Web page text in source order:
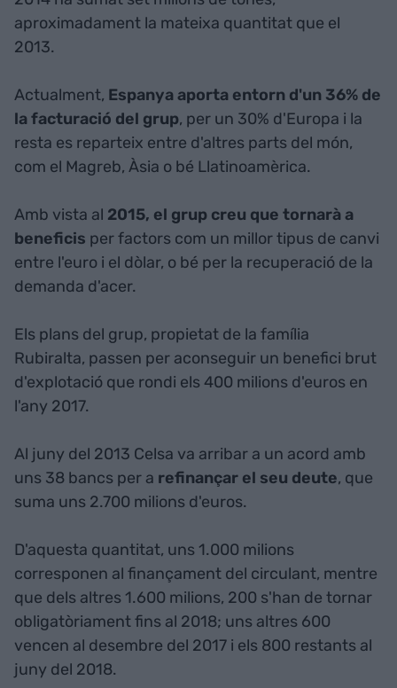
aproximadament la mateixa quantitat que el
2013.
Actualment, Espanya aporta entorn d'un 36% de
la facturació del grup, per un 30% d'Europa i la
resta es reparteix entre d'altres parts del món,
com el Magreb, Àsia o bé Llatinoamèrica.
Amb vista al 2015, el grup creu que tornarà a
beneficis per factors com un millor tipus de canvi
entre l'euro i el dòlar, o bé per la recuperació de la
demanda d'acer.
Els plans del grup, propietat de la família
Rubiralta, passen per aconseguir un benefici brut
d'explotació que rondi els 400 milions d'euros en
l'any 2017.
Al juny del 2013 Celsa va arribar a un acord amb
uns 38 bancs per a refinançar el seu deute, que
suma uns 2.700 milions d'euros.
D'aquesta quantitat, uns 1.000 milions
corresponen al finançament del circulant, mentre
que dels altres 1.600 milions, 200 s'han de tornar
obligatòriament fins al 2018; uns altres 600
vencen al desembre del 2017 i els 800 restants al
juny del 2018.